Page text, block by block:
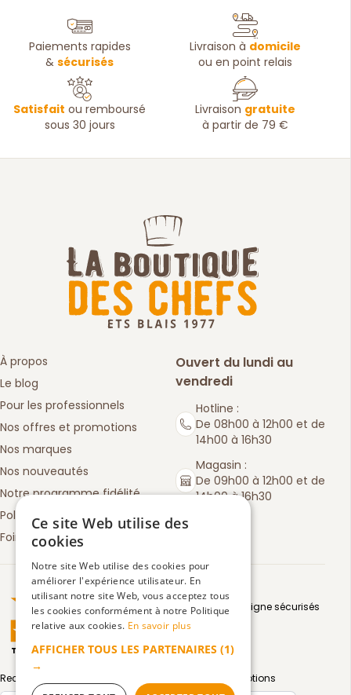
Paiements rapides
&sécurisés
Livraison à domicile
ou en point relais
Satisfait ou remboursé
sous 30 jours
Livraison gratuite
à partir de 79 €
À propos
Le blog
Pour les professionnels
Nos offres et promotions
Nos marques
Nos nouveautés
Notre programme fidélité
Politique de retours
Foire aux questions
Ouvert du lundi au
vendredi
Hotline :
De 08h00 à 12h00 et de
14h00 à 16h30
Magasin :
De 09h00 à 12h00 et de
14h00 à 16h30
Truspilot : La Boutique des chefs
TrustScore4.5 | 3083avis
Moyens de paiement en ligne sécurisés
Recevez par email toute notre actualité et nos promotions
Ce site Web utilise des
cookies
Notre site Web utilise des cookies pour
améliorer l'expérience utilisateur. En
utilisant notre site Web, vous acceptez tous
les cookies conformément à notre Politique
relative aux cookies. En savoir plus
AFFICHER TOUS LES PARTENAIRES (1)
→